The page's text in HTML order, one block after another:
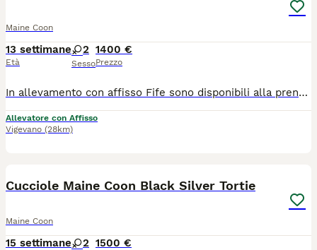
Maine Coon
13 settimane
Età
2
Sesso
1400 €
Prezzo
In allevamento con affisso Fife sono disponibili alla prenotazione 2 bellissime cucciole colorazione black tortie, disponibili dalla metà di agosto circa. Verranno cedute con pedigree Fife, contratto da compagnia, 2 vaccinazioni, microchip termico, antiparassitario, sverminazione, copie ecocardiografia genitori, kit cucciolo e test feci.
Allevatore con Affisso
Vigevano (28km)
Cucciole Maine Coon Black Silver Tortie
Maine Coon
15 settimane 2 1500 €